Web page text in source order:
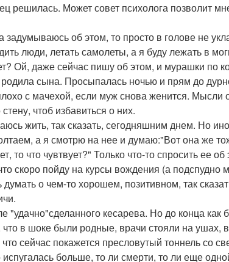
решилась. Может совет психолога позволит
об этом, то просто в голове не
люди, летать самолеты, а я буду лежать в
Ой, даже сейчас пишу об этом, и мурашки по
сына. Просыпалась ночью и прям до
с мачехой, если муж снова женится. Мысли
чтоб избавиться о них.
жить, так сказать, сегодняшним днем. Но
а я смотрю на нее и думаю:"Вот она же
то что чувтвует?" Только что-то спросить ее об
скоро пойду на курсы вождения (а подспудно
о чем-то хорошем, позитивном, так
кесарева. Но до конца как
что в шоке были родные, врачи стояли на ушах,
сейчас покажется пресловутый тоннель со
больше, то ли смерти, то ли еще